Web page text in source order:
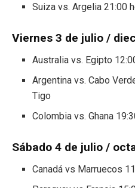
Suiza vs. Argelia 21:00
Viernes 3 de julio /
Australia vs. Egipto
Argentina vs. Cabo
Tigo
Colombia vs. Ghana
Sábado 4 de julio /
Canadá vs Marruecos